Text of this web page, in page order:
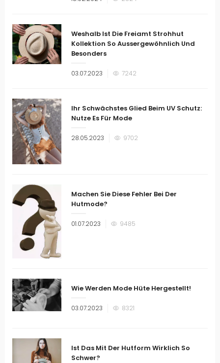
Weshalb Ist Die Freiamt Strohhut
Kollektion So Aussergewöhnlich Und
Besonders
Veröffentlicht
03.07.2023 7242
Ihr Schwächstes Glied Beim UV Schutz:
Nutze Es Für Mode
Veröffentlicht
28.05.2023 9702
Machen Sie Diese Fehler Bei Der
Hutmode?
Veröffentlicht
01.07.2023 9485
Wie Werden Mode Hüte Hergestellt!
Veröffentlicht
03.07.2023 8321
Ist Das Mit Der Hutform Wirklich So
Schwer?